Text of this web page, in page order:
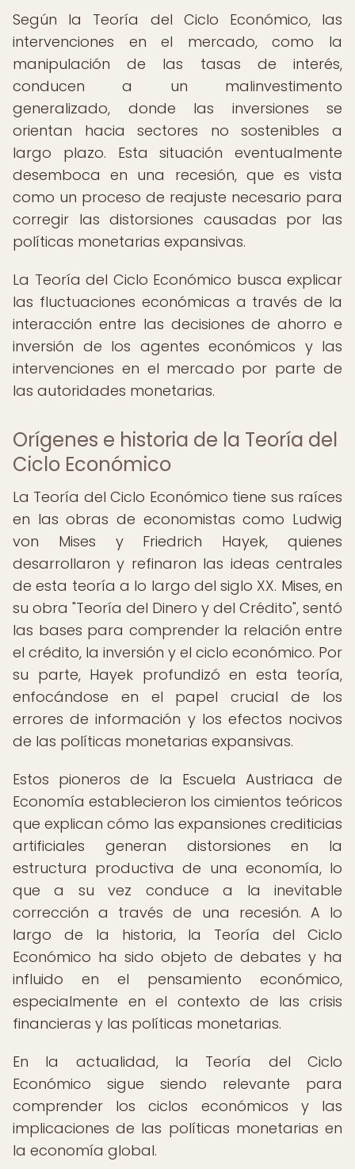
Según la Teoría del Ciclo Económico, las
intervenciones en el mercado, como la
manipulación de las tasas de interés,
conducen a un malinvestimento
generalizado, donde las inversiones se
orientan hacia sectores no sostenibles a
largo plazo. Esta situación eventualmente
desemboca en una recesión, que es vista
como un proceso de reajuste necesario para
corregir las distorsiones causadas por las
políticas monetarias expansivas.
La Teoría del Ciclo Económico busca explicar
las fluctuaciones económicas a través de la
interacción entre las decisiones de ahorro e
inversión de los agentes económicos y las
intervenciones en el mercado por parte de
las autoridades monetarias.
Orígenes e historia de la Teoría del
Ciclo Económico
La Teoría del Ciclo Económico tiene sus raíces
en las obras de economistas como Ludwig
von Mises y Friedrich Hayek, quienes
desarrollaron y refinaron las ideas centrales
de esta teoría a lo largo del siglo XX. Mises, en
su obra "Teoría del Dinero y del Crédito", sentó
las bases para comprender la relación entre
el crédito, la inversión y el ciclo económico. Por
su parte, Hayek profundizó en esta teoría,
enfocándose en el papel crucial de los
errores de información y los efectos nocivos
de las políticas monetarias expansivas.
Estos pioneros de la Escuela Austriaca de
Economía establecieron los cimientos teóricos
que explican cómo las expansiones crediticias
artificiales generan distorsiones en la
estructura productiva de una economía, lo
que a su vez conduce a la inevitable
corrección a través de una recesión. A lo
largo de la historia, la Teoría del Ciclo
Económico ha sido objeto de debates y ha
influido en el pensamiento económico,
especialmente en el contexto de las crisis
financieras y las políticas monetarias.
En la actualidad, la Teoría del Ciclo
Económico sigue siendo relevante para
comprender los ciclos económicos y las
implicaciones de las políticas monetarias en
la economía global.